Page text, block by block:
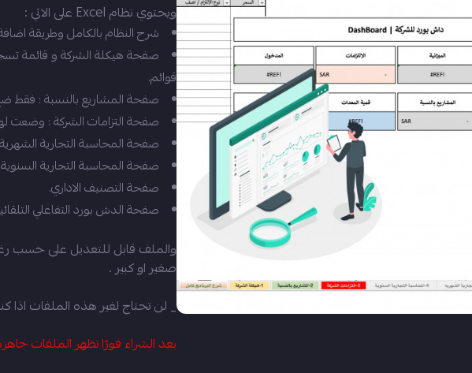
ويحتوي نظام Excel على الاتي :
شرح النظام بالكامل وطريقة
صفحة هيكلة الشركة و قائمة
قوائم.
صفحة المشاريع بالنسبة : فقط
صفحة التزامات الشركة : وضعت
صفحة المحاسبة التجارية
صفحة المحاسبة التجارية السنوية.
صفحة التصنيف الاداري.
صفحة الدش بورد التفاعلي
والملف قابل للتعديل على حسب
صغير او كبير .
_ لن تحتاج لغير هذه الملفات اذا
بعد الشراء فورًا تظهر الملفات